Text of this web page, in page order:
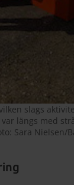
slags
längs med
Sara Nielsen/